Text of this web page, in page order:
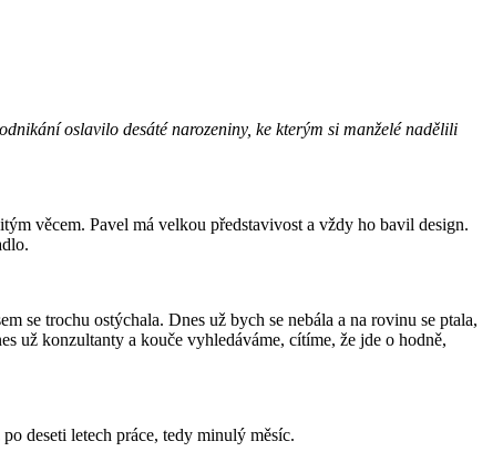
oslavilo desáté narozeniny, ke kterým si manželé nadělili
věcem. Pavel má velkou představivost a vždy ho bavil design.
se trochu ostýchala. Dnes už bych se nebála a na rovinu se ptala,
už konzultanty a kouče vyhledáváme, cítíme, že jde o hodně,
deseti letech práce, tedy minulý měsíc.